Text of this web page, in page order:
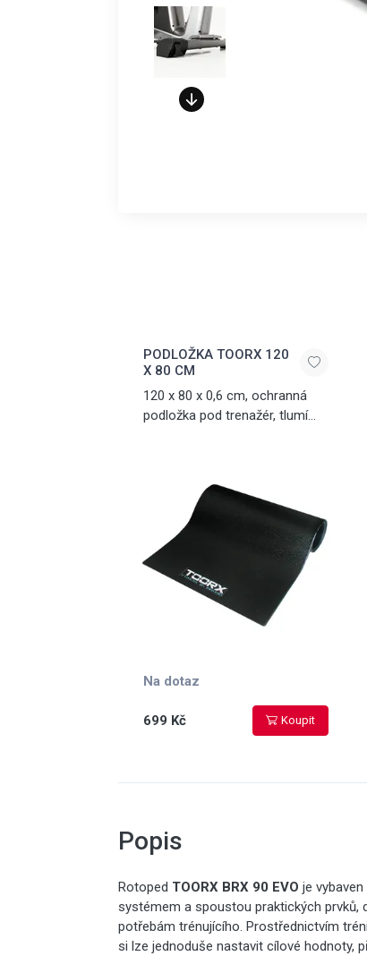
PODLOŽKA TOORX 120
X 80 CM
120 x 80 x 0,6 cm, ochranná
podložka pod trenažér, tlumí
Na dotaz
699 Kč Koupit
Popis
Rotoped TOORX BRX 90 EVO je
systémem a spoustou praktických prvků,
potřebám trénujícího. Prostřednictvím
si lze jednoduše nastavit cílové hodnoty,